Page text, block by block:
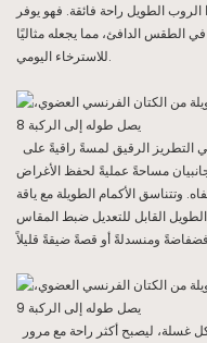
بنسبة 100%، يوفر هذا الروب الطويل راحة فائقة. فهو يوفر
الطقس الدافئ، مما يجعله مثاليًا
للاسترخاء اليومي.
مساحةً عمليةً لحفظ الأغراض
وتتناسق الأكمام الطويلة مع ياقة
الطويل القابل للتعديل ضبط المقاس